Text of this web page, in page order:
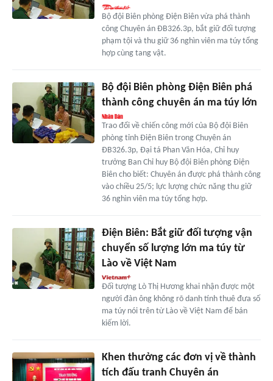
Bộ đội Biên phòng Điện Biên vừa phá thành
công Chuyên án ĐB326.3p, bắt giữ đối tượng
phạm tội và thu giữ 36 nghìn viên ma túy tổng
hợp cùng tang vật.
Bộ đội Biên phòng Điện Biên phá
thành công chuyên án ma túy lớn
Trao đổi về chiến công mới của Bộ đội Biên
phòng tỉnh Điện Biên trong Chuyên án
ĐB326.3p, Đại tá Phan Văn Hóa, Chỉ huy
trưởng Ban Chỉ huy Bộ đội Biên phòng Điện
Biên cho biết: Chuyên án được phá thành công
vào chiều 25/5; lực lượng chức năng thu giữ
36 nghìn viên ma túy tổng hợp.
Điện Biên: Bắt giữ đối tượng vận
chuyển số lượng lớn ma túy từ
Lào về Việt Nam
Đối tượng Lò Thị Hương khai nhận được một
người đàn ông không rõ danh tính thuê đưa số
ma túy nói trên từ Lào về Việt Nam để bán
kiếm lời.
Khen thưởng các đơn vị về thành
tích đấu tranh Chuyên án